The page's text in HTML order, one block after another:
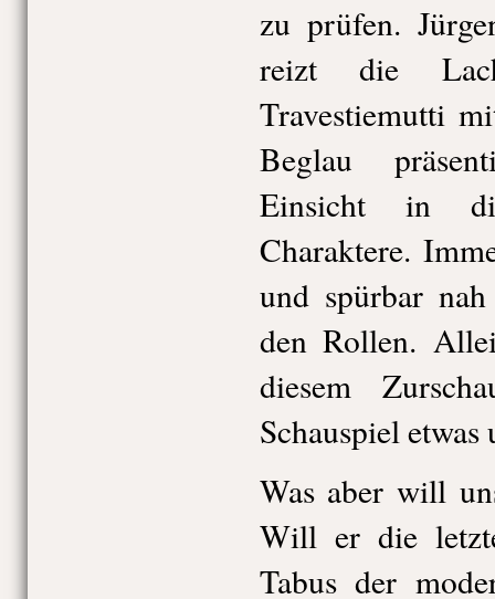
zu prüfen.
reizt die
Travestiemutti
Beglau
Einsicht in
Charaktere.
und spürbar
den Rollen.
diesem
Schauspiel etwas
Was aber will
Will er die
Tabus der